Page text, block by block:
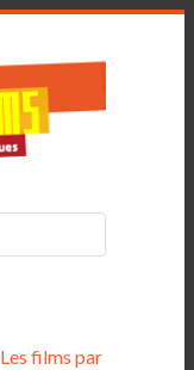
Les films par